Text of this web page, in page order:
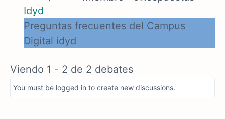
Idyd
Preguntas frecuentes del Campus
Digital idyd
Viendo 1 - 2 de 2 debates
You must be logged in to create new discussions.